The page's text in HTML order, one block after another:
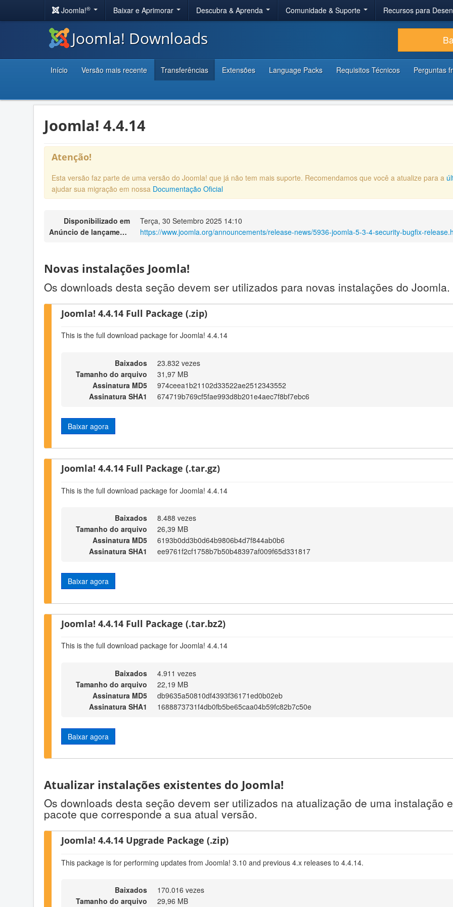
Joomla!® Baixar e Aprimorar Descubra & Aprenda Comunidade & Suporte Recursos para
Joomla! Downloads
Início Versão mais recente Transferências Extensões Language Packs Requisitos Técnicos Perguntas
Joomla! 4.4.14
Atenção!
Esta versão faz parte de uma versão do Joomla! que já não tem mais suporte. Recomendamos que você a atualize para a
ajudar sua migração em nossa Documentação Oficial
Disponibilizado em
Terça, 30 Setembro 2025 14:10
Anúncio de lançamento
https://www.joomla.org/announcements/release-news/5936-joomla-5-3-4-security-bugfix-
Novas instalações Joomla!
Os downloads desta seção devem ser utilizados para novas instalações do Joomla.
Joomla! 4.4.14 Full Package (.zip)
This is the full download package for Joomla! 4.4.14
Baixados
23.832 vezes
Tamanho do arquivo
31,97 MB
Assinatura MD5
974ceea1b21102d33522ae2512343552
Assinatura SHA1
674719b769cf5fae993d8b201e4aec7f8bf7ebc6
Baixar agora
Joomla! 4.4.14 Full Package (.tar.gz)
This is the full download package for Joomla! 4.4.14
Baixados
8.488 vezes
Tamanho do arquivo
26,39 MB
Assinatura MD5
6193b0dd3b0d64b9806b4d7f844ab0b6
Assinatura SHA1
ee9761f2cf1758b7b50b48397af009f65d331817
Baixar agora
Joomla! 4.4.14 Full Package (.tar.bz2)
This is the full download package for Joomla! 4.4.14
Baixados
4.911 vezes
Tamanho do arquivo
22,19 MB
Assinatura MD5
db9635a50810df4393f36171ed0b02eb
Assinatura SHA1
1688873731f4db0fb5be65caa04b59fc82b7c50e
Baixar agora
Atualizar instalações existentes do Joomla!
Os downloads desta seção devem ser utilizados na atualização de uma instalação
pacote que corresponde a sua atual versão.
Joomla! 4.4.14 Upgrade Package (.zip)
This package is for performing updates from Joomla! 3.10 and previous 4.x releases to 4.4.14.
Baixados
170.016 vezes
Tamanho do arquivo
29,96 MB